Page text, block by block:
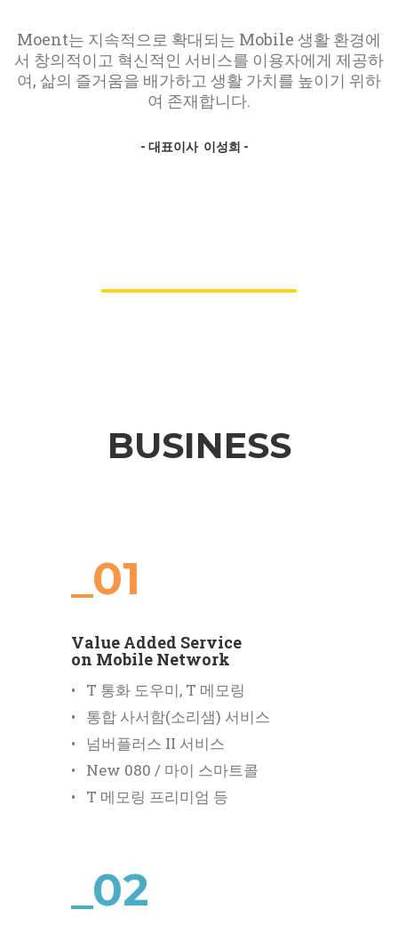
Moent는 지속적으로 확대되는 Mobile 생활 환경에
서 창의적이고 혁신적인 서비스를 이용자에게 제공하
여, 삶의 즐거움을 배가하고 생활 가치를 높이기 위하
여 존재합니다.
- 대표이사 이성희 -
BUSINESS
_01
Value Added Service
on Mobile Network
• T 통화 도우미, T 메모링
• 통합 사서함(소리샘) 서비스
• 넘버플러스 II 서비스
• New 080 / 마이 스마트콜
• T 메모링 프리미엄 등
_02